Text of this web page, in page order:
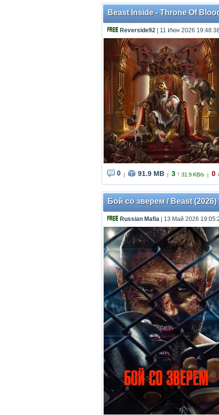
Beast Inside - Throne Of
Reverside92 | 11 Июн 2026
0 91.9 MB 3 ↑ 31.9 KB/s 0
Бой со зверем / Beast
Russian Mafia | 13 Май 2026